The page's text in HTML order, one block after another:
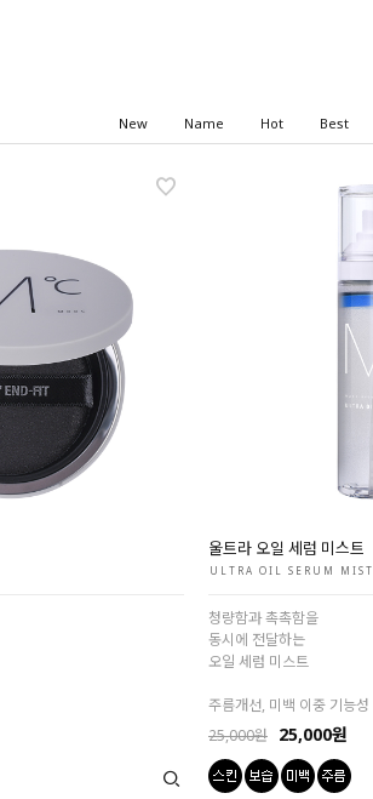
New Name Hot Best
울트라 오일 세럼 미스트
ULTRA OIL SERUM MIST
청량함과 촉촉함을
동시에 전달하는
오일 세럼 미스트
주름개선, 미백 이중 기능성
25,000원 25,000원